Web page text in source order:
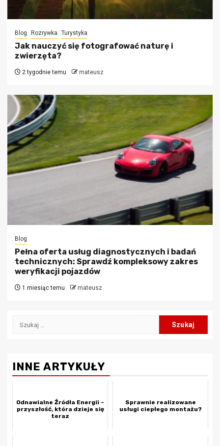
Blog Rozrywka Turystyka
Jak nauczyć się fotografować naturę i
zwierzęta?
2 tygodnie temu mateusz
Blog
Pełna oferta usług diagnostycznych i badań
technicznych: Sprawdź kompleksowy zakres
weryfikacji pojazdów
1 miesiąc temu mateusz
Szukaj:
INNE ARTYKUŁY
Odnawialne Źródła Energii –
przyszłość, która dzieje się
teraz
Sprawnie realizowane
usługi ciepłego montażu?